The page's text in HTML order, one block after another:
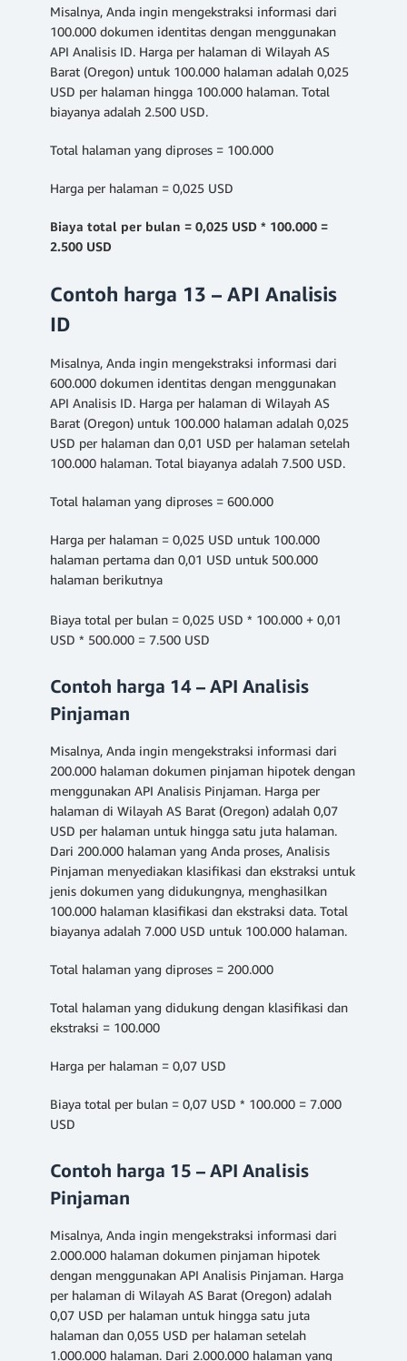
Misalnya, Anda ingin mengekstraksi informasi dari
100.000 dokumen identitas dengan menggunakan
API Analisis ID. Harga per halaman di Wilayah AS
Barat (Oregon) untuk 100.000 halaman adalah 0,025
USD per halaman hingga 100.000 halaman. Total
biayanya adalah 2.500 USD.
Total halaman yang diproses = 100.000
Harga per halaman = 0,025 USD
Biaya total per bulan = 0,025 USD * 100.000 =
2.500 USD
Contoh harga 13 – API Analisis
ID
Misalnya, Anda ingin mengekstraksi informasi dari
600.000 dokumen identitas dengan menggunakan
API Analisis ID. Harga per halaman di Wilayah AS
Barat (Oregon) untuk 100.000 halaman adalah 0,025
USD per halaman dan 0,01 USD per halaman setelah
100.000 halaman. Total biayanya adalah 7.500 USD.
Total halaman yang diproses = 600.000
Harga per halaman = 0,025 USD untuk 100.000
halaman pertama dan 0,01 USD untuk 500.000
halaman berikutnya
Biaya total per bulan = 0,025 USD * 100.000 + 0,01
USD * 500.000 = 7.500 USD
Contoh harga 14 – API Analisis
Pinjaman
Misalnya, Anda ingin mengekstraksi informasi dari
200.000 halaman dokumen pinjaman hipotek dengan
menggunakan API Analisis Pinjaman. Harga per
halaman di Wilayah AS Barat (Oregon) adalah 0,07
USD per halaman untuk hingga satu juta halaman.
Dari 200.000 halaman yang Anda proses, Analisis
Pinjaman menyediakan klasifikasi dan ekstraksi untuk
jenis dokumen yang didukungnya, menghasilkan
100.000 halaman klasifikasi dan ekstraksi data. Total
biayanya adalah 7.000 USD untuk 100.000 halaman.
Total halaman yang diproses = 200.000
Total halaman yang didukung dengan klasifikasi dan
ekstraksi = 100.000
Harga per halaman = 0,07 USD
Biaya total per bulan = 0,07 USD * 100.000 = 7.000
USD
Contoh harga 15 – API Analisis
Pinjaman
Misalnya, Anda ingin mengekstraksi informasi dari
2.000.000 halaman dokumen pinjaman hipotek
dengan menggunakan API Analisis Pinjaman. Harga
per halaman di Wilayah AS Barat (Oregon) adalah
0,07 USD per halaman untuk hingga satu juta
halaman dan 0,055 USD per halaman setelah
1.000.000 halaman. Dari 2.000.000 halaman yang